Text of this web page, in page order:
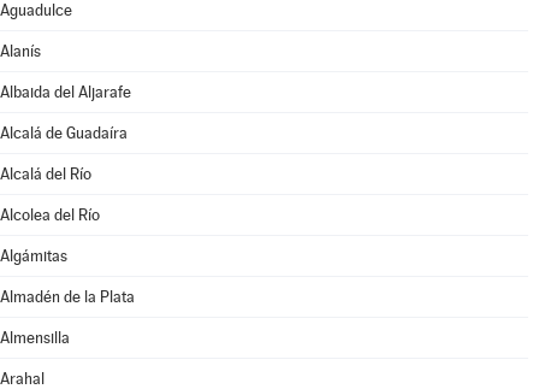
Aguadulce
Alanís
Albaida del Aljarafe
Alcalá de Guadaíra
Alcalá del Río
Alcolea del Río
Algámitas
Almadén de la Plata
Almensilla
Arahal